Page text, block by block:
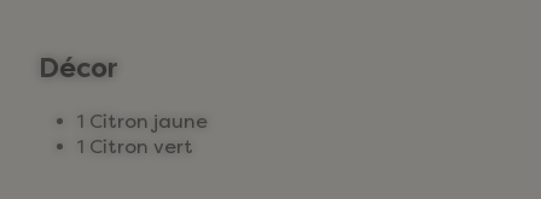
Décor
1 Citron jaune
1 Citron vert